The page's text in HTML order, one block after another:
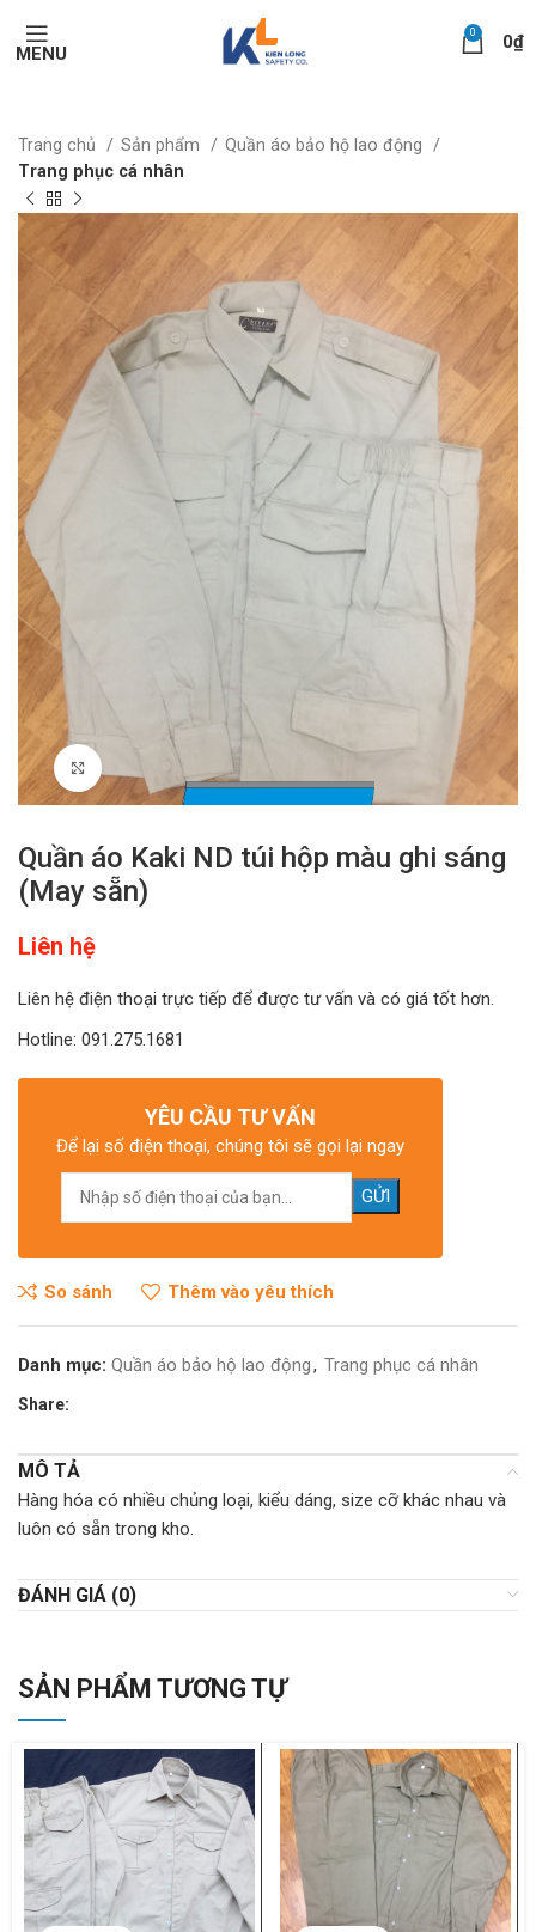
MENU
0 0₫
Trang chủ Sản phẩm
Quần áo bảo hộ lao động
Trang phục cá nhân
Click to enlarge
Quần áo Kaki ND túi hộp màu ghi sáng
(May sẵn)
Liên hệ
Liên hệ điện thoại trực tiếp để được tư vấn và có giá tốt hơn.
Hotline: 091.275.1681
YÊU CẦU TƯ VẤN
Để lại số điện thoại, chúng tôi sẽ gọi lại ngay
So sánh Thêm vào yêu thích
Danh mục: Quần áo bảo hộ lao động, Trang phục cá nhân
Share:
MÔ TẢ
Hàng hóa có nhiều chủng loại, kiểu dáng, size cỡ khác nhau và
luôn có sẵn trong kho.
ĐÁNH GIÁ (0)
SẢN PHẨM TƯƠNG TỰ